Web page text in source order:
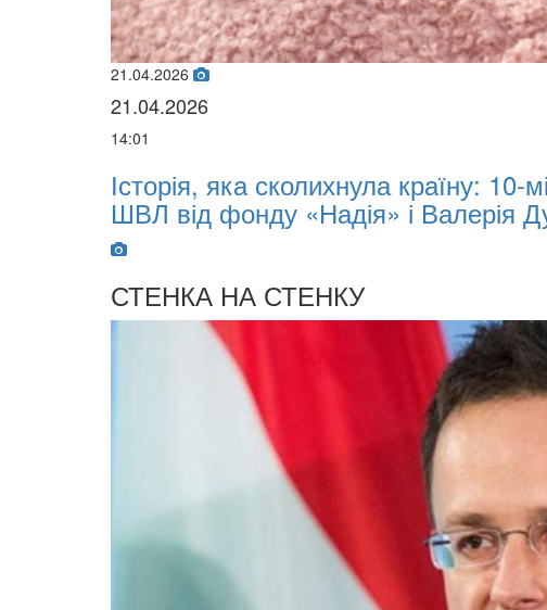
21.04.2026
21.04.2026
14:01
Історія, яка сколихнула країну:
ШВЛ від фонду «Надія» і Валерія
СТЕНКА НА СТЕНКУ